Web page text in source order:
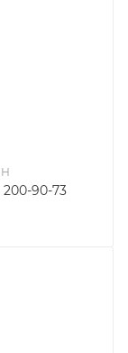
200-90-73